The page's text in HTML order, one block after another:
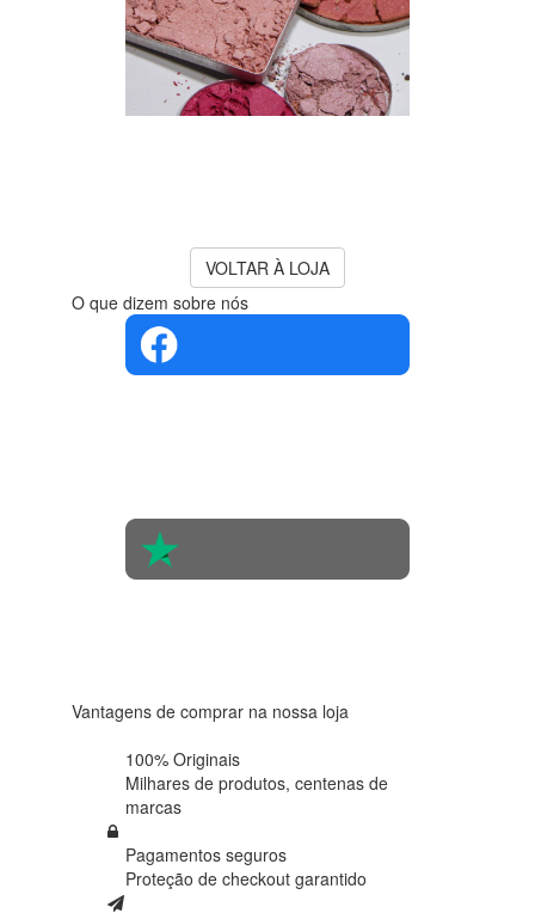
VOLTAR À LOJA
O que dizem sobre nós
Vantagens de comprar na nossa loja
100% Originais
Milhares de produtos, centenas de
marcas
Pagamentos seguros
Proteção de checkout garantido